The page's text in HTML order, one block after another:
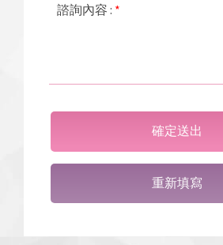
諮詢內容 : *
確定送出
重新填寫